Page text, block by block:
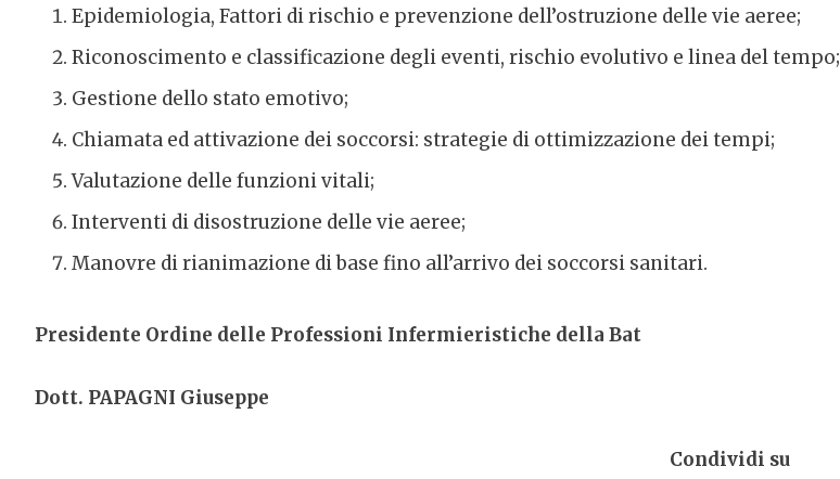
Epidemiologia, Fattori di rischio e prevenzione dell’ostruzione delle vie aeree;
Riconoscimento e classificazione degli eventi, rischio evolutivo e linea del tempo;
Gestione dello stato emotivo;
Chiamata ed attivazione dei soccorsi: strategie di ottimizzazione dei tempi;
Valutazione delle funzioni vitali;
Interventi di disostruzione delle vie aeree;
Manovre di rianimazione di base fino all’arrivo dei soccorsi sanitari.
Presidente Ordine delle Professioni Infermieristiche della Bat
Dott. PAPAGNI Giuseppe
Condividi su